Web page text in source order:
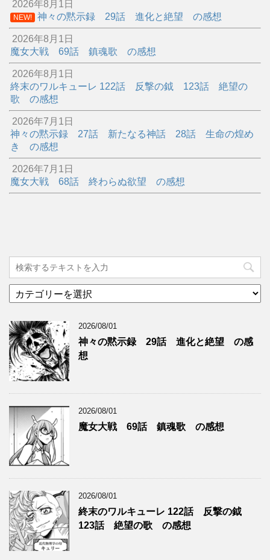
2026年8月1日
NEW! 神々の黙示録 29話 進化と絶望 の感想
2026年8月1日
魔女大戦 69話 鎮魂歌 の感想
2026年8月1日
終末のワルキューレ 122話 反撃の鉞 123話 絶望の
歌 の感想
2026年7月1日
神々の黙示録 27話 新たなる神話 28話 生命の煌め
き の感想
2026年7月1日
魔女大戦 68話 終わらぬ欲望 の感想
テ
リ
ー
2026/08/01
神々の黙示録 29話 進化と絶望 の感
想
2026/08/01
魔女大戦 69話 鎮魂歌 の感想
2026/08/01
終末のワルキューレ 122話 反撃の鉞
123話 絶望の歌 の感想